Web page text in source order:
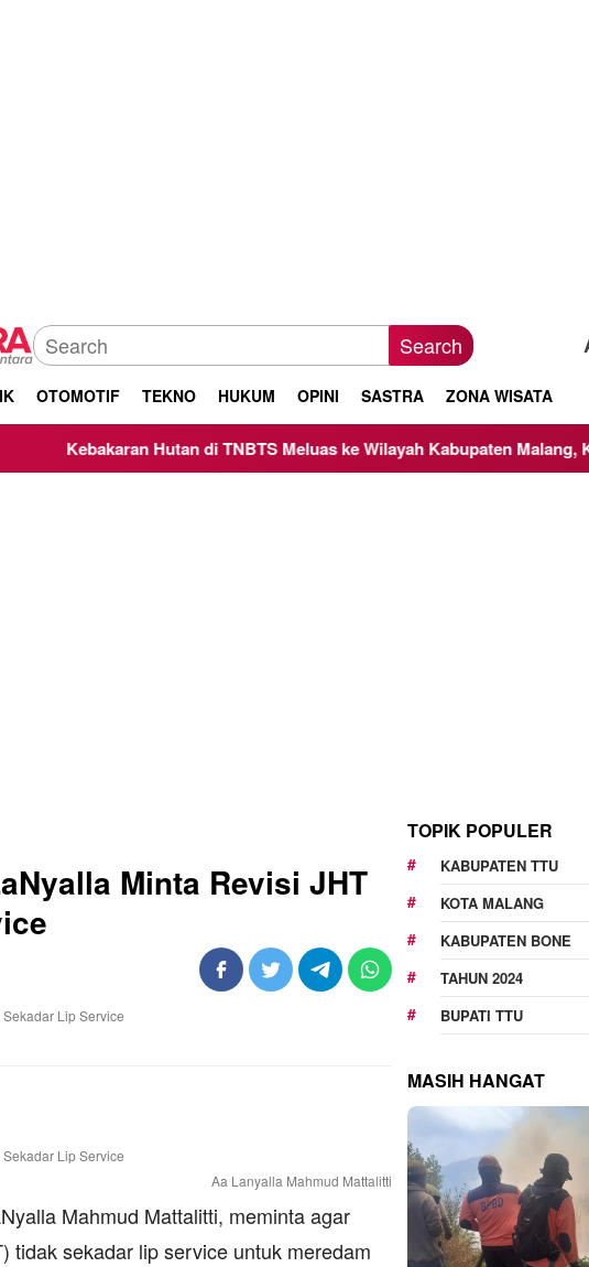
Search
OTOMOTIF TEKNO HUKUM OPINI SASTRA ZONA WISATA
Hutan di TNBTS Meluas ke Wilayah Kabupaten Malang, Kepala BNPB
Minta Revisi JHT
Aa Lanyalla Mahmud Mattalitti
Mahmud Mattalitti, meminta agar
tidak sekadar lip service untuk meredam
TOPIK POPULER
KABUPATEN TTU
KOTA MALANG
KABUPATEN BONE
TAHUN 2024
BUPATI TTU
MASIH HANGAT